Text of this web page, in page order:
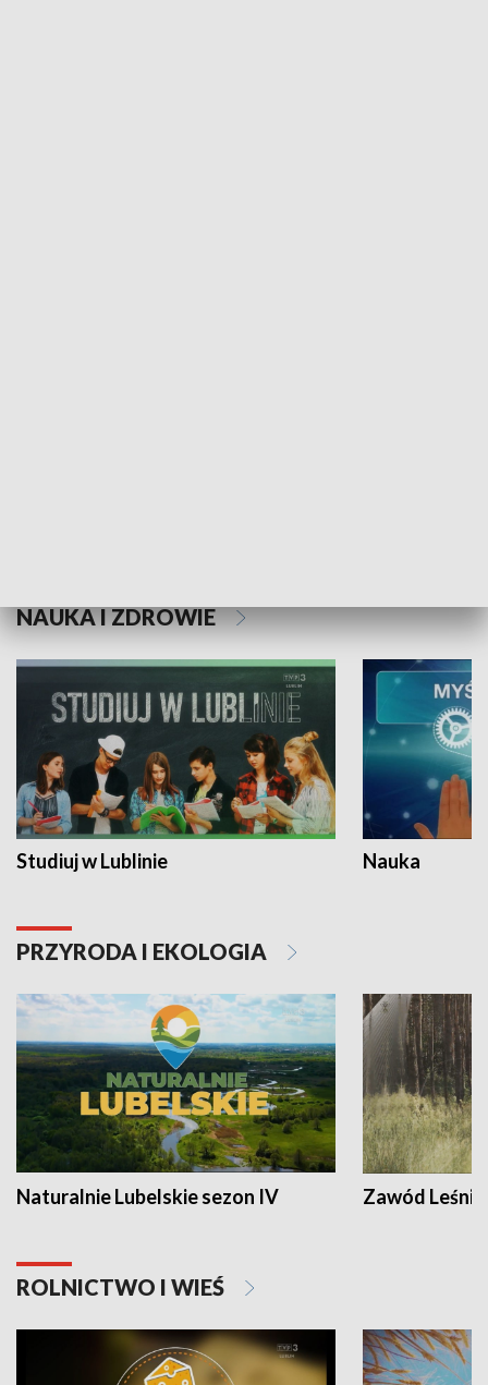
NAUKA I ZDROWIE
Studiuj w Lublinie Nauka
PRZYRODA I EKOLOGIA
Naturalnie Lubelskie sezon IV Zawód Leśnik
ROLNICTWO I WIEŚ